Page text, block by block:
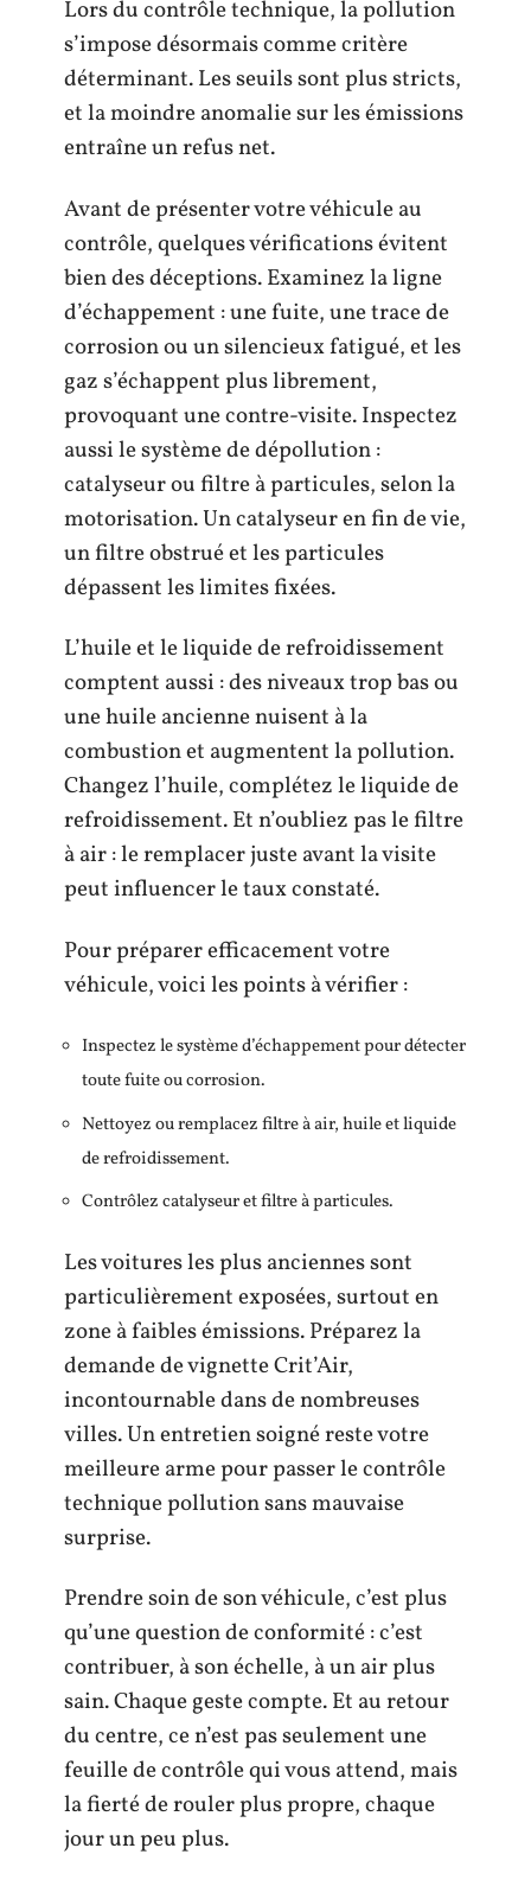
Lors du contrôle technique, la pollution
s’impose désormais comme critère
déterminant. Les seuils sont plus stricts,
et la moindre anomalie sur les émissions
entraîne un refus net.
Avant de présenter votre véhicule au
contrôle, quelques vérifications évitent
bien des déceptions. Examinez la ligne
d’échappement : une fuite, une trace de
corrosion ou un silencieux fatigué, et les
gaz s’échappent plus librement,
provoquant une contre-visite. Inspectez
aussi le système de dépollution :
catalyseur ou filtre à particules, selon la
motorisation. Un catalyseur en fin de vie,
un filtre obstrué et les particules
dépassent les limites fixées.
L’huile et le liquide de refroidissement
comptent aussi : des niveaux trop bas ou
une huile ancienne nuisent à la
combustion et augmentent la pollution.
Changez l’huile, complétez le liquide de
refroidissement. Et n’oubliez pas le filtre
à air : le remplacer juste avant la visite
peut influencer le taux constaté.
Pour préparer efficacement votre
véhicule, voici les points à vérifier :
Inspectez le système d’échappement pour détecter
toute fuite ou corrosion.
Nettoyez ou remplacez filtre à air, huile et liquide
de refroidissement.
Contrôlez catalyseur et filtre à particules.
Les voitures les plus anciennes sont
particulièrement exposées, surtout en
zone à faibles émissions. Préparez la
demande de vignette Crit’Air,
incontournable dans de nombreuses
villes. Un entretien soigné reste votre
meilleure arme pour passer le contrôle
technique pollution sans mauvaise
surprise.
Prendre soin de son véhicule, c’est plus
qu’une question de conformité : c’est
contribuer, à son échelle, à un air plus
sain. Chaque geste compte. Et au retour
du centre, ce n’est pas seulement une
feuille de contrôle qui vous attend, mais
la fierté de rouler plus propre, chaque
jour un peu plus.